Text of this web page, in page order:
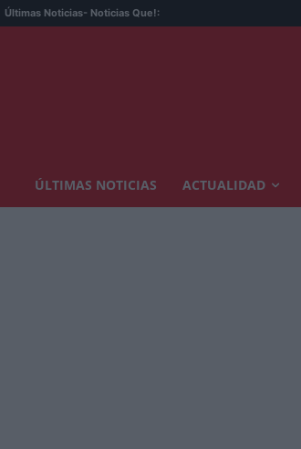
Últimas Noticias- Noticias Que!:
ÚLTIMAS NOTICIAS ACTUALIDAD